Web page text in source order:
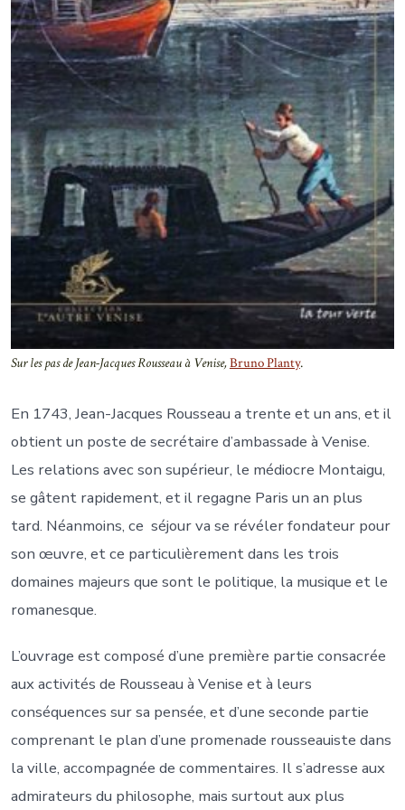
Sur les pas de Jean-Jacques Rousseau à Venise,Bruno Planty.
En 1743, Jean-Jacques Rousseau a trente et un ans, et il
obtient un poste de secrétaire d’ambassade à Venise.
Les relations avec son supérieur, le médiocre Montaigu,
se gâtent rapidement, et il regagne Paris un an plus
tard. Néanmoins, ce séjour va se révéler fondateur pour
son œuvre, et ce particulièrement dans les trois
domaines majeurs que sont le politique, la musique et le
romanesque.
L’ouvrage est composé d’une première partie consacrée
aux activités de Rousseau à Venise et à leurs
conséquences sur sa pensée, et d’une seconde partie
comprenant le plan d’une promenade rousseauiste dans
la ville, accompagnée de commentaires. Il s’adresse aux
admirateurs du philosophe, mais surtout aux plus